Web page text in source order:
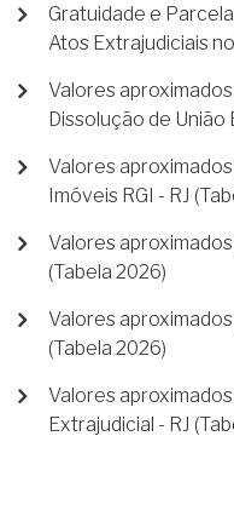
Gratuidade e
Atos Extrajudiciais
Valores
Dissolução de União
Valores
Imóveis RGI - RJ
Valores
(Tabela 2026)
Valores
(Tabela 2026)
Valores
Extrajudicial - RJ